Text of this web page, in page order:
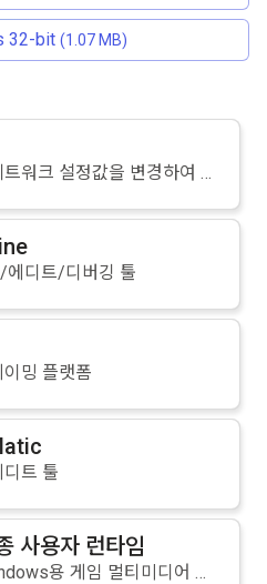
32-bit (1.07 MB)
온라인 게임 네트워크 설정값을 변경하여 컴퓨터 반응속도를 향상시켜주는 프로그램
에디트/디버깅 툴
밍 플랫폼
트 툴
사용자 런타임
Microsoft Windows용 게임 멀티미디어 라이브러리 런타임